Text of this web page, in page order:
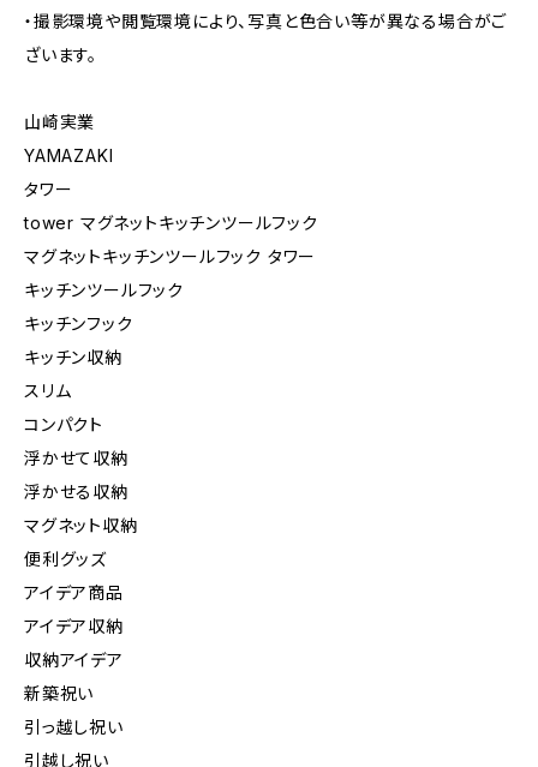
・撮影環境や閲覧環境により、写真と色合い等が異なる場合がご
ざいます。
山崎実業
YAMAZAKI
タワー
tower マグネットキッチンツールフック
マグネットキッチンツールフック タワー
キッチンツールフック
キッチンフック
キッチン収納
スリム
コンパクト
浮かせて収納
浮かせる収納
マグネット収納
便利グッズ
アイデア商品
アイデア収納
収納アイデア
新築祝い
引っ越し祝い
引越し祝い